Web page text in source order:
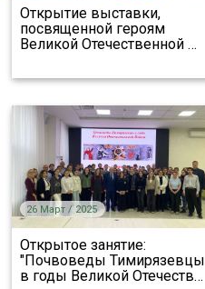
Открытие выставки,
посвященной героям
Великой Отечественной…
26 Март / 2025
Открытое занятие:
"Почвоведы Тимирязевцы
в годы Великой Отечеств…